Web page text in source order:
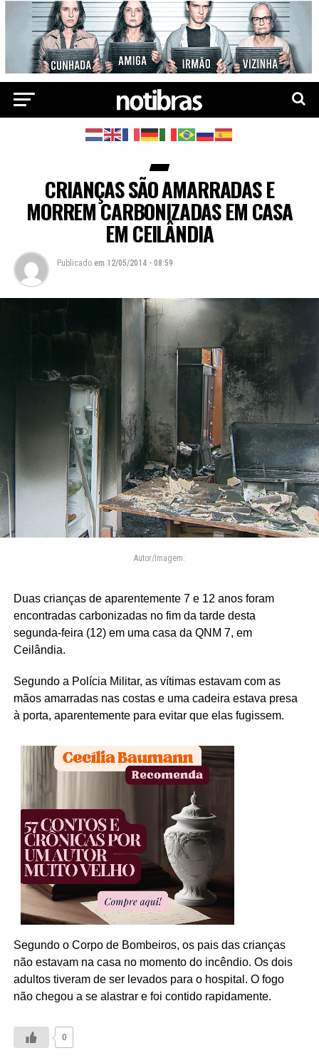
CRIANÇAS SÃO AMARRADAS E
MORREM CARBONIZADAS EM CASA
EM CEILÂNDIA
Publicado em 12/05/2014 - 08:59
Autor/Imagem:
Duas crianças de aparentemente 7 e 12 anos foram
encontradas carbonizadas no fim da tarde desta
segunda-feira (12) em uma casa da QNM 7, em
Ceilândia.
Segundo a Polícia Militar, as vítimas estavam com as
mãos amarradas nas costas e uma cadeira estava presa
à porta, aparentemente para evitar que elas fugissem.
Segundo o Corpo de Bombeiros, os pais das crianças
não estavam na casa no momento do incêndio. Os dois
adultos tiveram de ser levados para o hospital. O fogo
não chegou a se alastrar e foi contido rapidamente.
0